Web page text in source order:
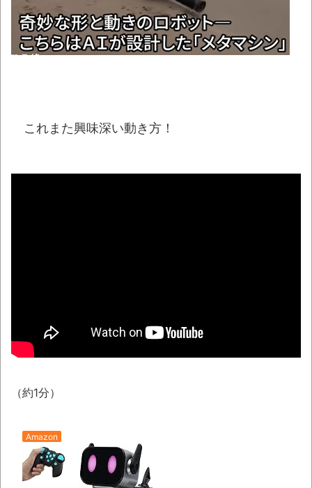
【通報】停車中の車に追突してきた自転車
キッズ、とんでもない一言を吐いて逃走ｗｗｗ
ｗNEW!
「住信SBI」が「ドコモの銀行」に変わって
か 「プチプチ」川上産業が「プチプチ株式会
ドアノブの修理を頼んだら…とんでもない事に
したら第七王子だったので、気ままに魔術を極
めます 24」「ポンコツ魔王の田舎暮らし 6」
これまた興味深い動き方！
（約1分）
Amazon